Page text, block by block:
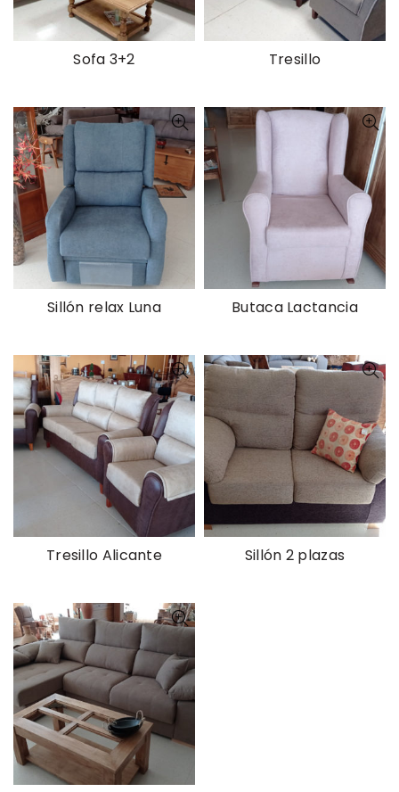
Sofa 3+2 Tresillo
Sillón relax Luna Butaca Lactancia
Tresillo Alicante Sillón 2 plazas